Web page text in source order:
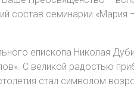
состав семинарии «Мария
епископа Николая
С великой радостью
стал символом